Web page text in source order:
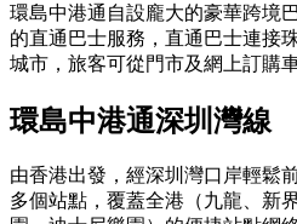
環島中港通自設龐大的豪華跨境
的直通巴士服務，直通巴士連接
城市，旅客可從門市及網上訂購車
環島中港通深圳灣線
由香港出發，經深圳灣口岸輕鬆
多個站點，覆蓋全港（九龍、新